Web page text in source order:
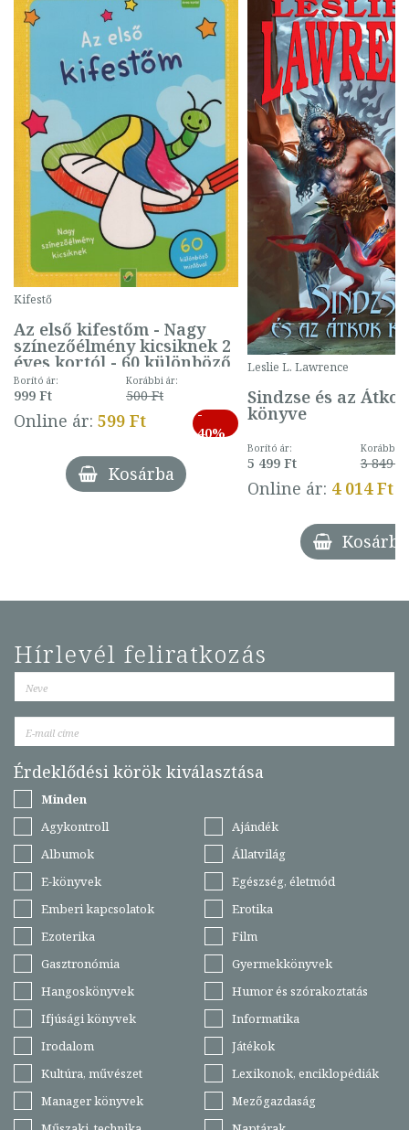
Kifestő
Az első kifestőm - Nagy
színezőélmény kicsiknek 2
éves kortól - 60 különböző
mintával (gombás)
Borító ár:
999 Ft
Korábbi ár:
500 Ft
Online ár: 599 Ft
-
40%
Kosárba
Leslie L. Lawrence
Sindzse és az Átkok
könyve
Borító ár:
5 499 Ft
Korábbi
3 849 Ft
Online ár: 4 014 Ft
Kosárba
Hírlevél feliratkozás
Érdeklődési körök kiválasztása
Minden
Agykontroll
Ajándék
Albumok
Állatvilág
E-könyvek
Egészség, életmód
Emberi kapcsolatok
Erotika
Ezoterika
Film
Gasztronómia
Gyermekkönyvek
Hangoskönyvek
Humor és szórakoztatás
Ifjúsági könyvek
Informatika
Irodalom
Játékok
Kultúra, művészet
Lexikonok, enciklopédiák
Manager könyvek
Mezőgazdaság